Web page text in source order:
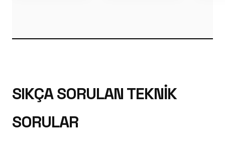
SIKÇA SORULAN TEKNIK
SORULAR